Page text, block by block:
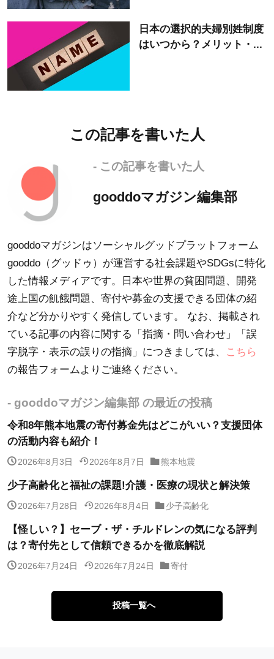
日本の選択的夫婦別姓制度
はいつから？メリット・...
この記事を書いた人
- この記事を書いた人
gooddoマガジン編集部
gooddoマガジンはソーシャルグッドプラットフォーム
gooddo（グッドゥ）が運営する社会課題やSDGsに特化
した情報メディアです。日本や世界の貧困問題、開発
途上国の飢餓問題、寄付や募金の支援できる団体の紹
介など分かりやすく発信しています。 なお、掲載され
ている記事の内容に関する「指摘・問い合わせ」「誤
字脱字・表示の誤りの指摘」につきましては、
こちら
の報告フォームよりご連絡ください。
- gooddoマガジン編集部 の最近の投稿
令和8年熊本地震の寄付募金先はどこがいい？支援団体
の活動内容も紹介！
2026年8月3日 2026年8月7日 熊本地震
少子高齢化と福祉の課題!介護・医療の現状と解決策
2026年7月28日 2026年8月4日 少子高齢化
【怪しい？】セーブ・ザ・チルドレンの気になる評判
は？寄付先として信頼できるかを徹底解説
2026年7月24日 2026年7月24日 寄付
投稿一覧へ